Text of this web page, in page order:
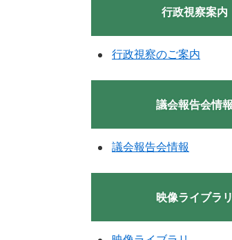
行政視察案内
行政視察のご案内
議会報告会情報
議会報告会情報
映像ライブラリ